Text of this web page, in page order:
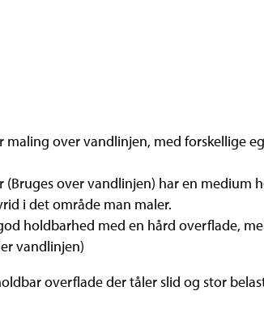
over vandlinjen, med forskellige
(Bruges over vandlinjen) har en medium
i det område man maler.
holdbarhed med en hård overflade,
vandlinjen)
overflade der tåler slid og stor